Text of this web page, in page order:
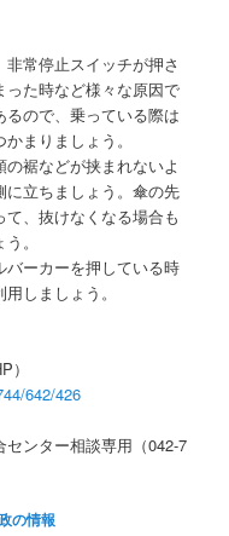
常停止スイッチが押さ
た時など様々な原因で
ので、乗っている際は
まりましょう。
裾などが挟まれないよ
に立ちましょう。傘の先
、抜けなくなる場合も
。
ーカーを押している時
しましょう。
）
642/426
ンター相談専用（042-7
の情報